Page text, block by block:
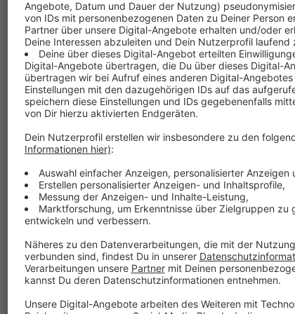
Informationsveranstaltung
Anzeige
Auch bei uns im
Flüchtlinge, die vor allem aus der
Die Stadt Bocholt will deshalb auf
Doch es gibt Kritik. Für den CDU
Kriegsflüchtlingen helfen, die
für den Ortsverband dezentral
z.B. auch die Kitas, Schulen und
der Flüchtlinge sei eine enorme
CDU Ortsverband Bocholt Süd-
genau so und sagt, es gehe nur
28. Februar 2023 zu einer